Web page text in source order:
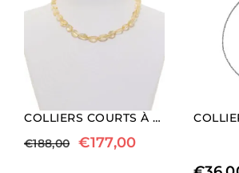
COLLIERS COURTS À FACETTES EN CITRINE
€188,00 €177,00